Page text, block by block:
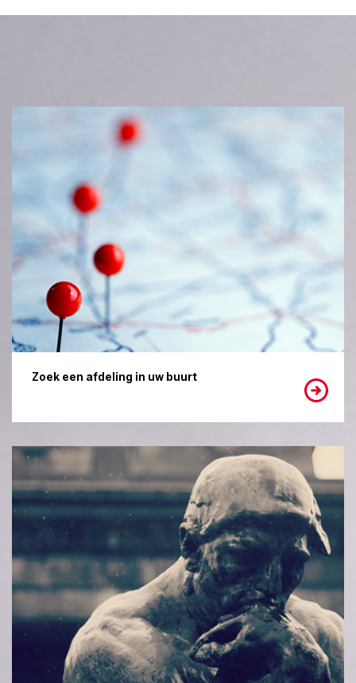
Zoek een afdeling in uw buurt